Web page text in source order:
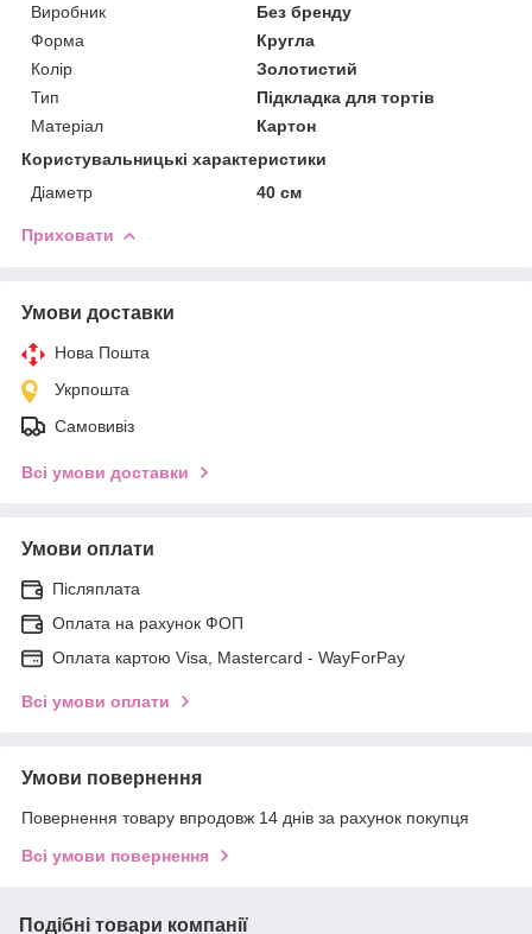
Виробник
Без бренду
Форма
Кругла
Колір
Золотистий
Тип
Підкладка для тортів
Матеріал
Картон
Користувальницькі характеристики
Діаметр
40 см
Приховати
Умови доставки
Нова Пошта
Укрпошта
Самовивіз
Всі умови доставки
Умови оплати
Післяплата
Оплата на рахунок ФОП
Оплата картою Visa, Mastercard - WayForPay
Всі умови оплати
Умови повернення
Повернення товару впродовж 14 днів за рахунок покупця
Всі умови повернення
Подібні товари компанії